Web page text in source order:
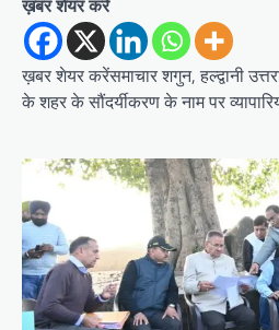
ख़बर शेयर करें
ख़बर शेयर करेंसमाचार शगुन, हल्द्वानी
के शहर के सौंदर्यीकरण के नाम पर